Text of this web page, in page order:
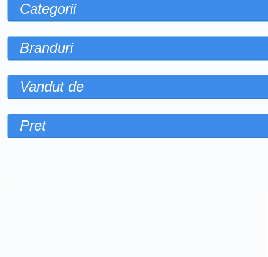
Categorii
Branduri
Vandut de
Pret